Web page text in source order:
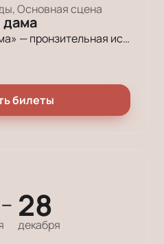
Основная сцена
дама
«Оскар и Розовая дама» — пронзительная история взаимного спасения двух людей: обречённого мальчика и его сиделки, одинокой пожилой женщины.
билеты
— 28
декабря